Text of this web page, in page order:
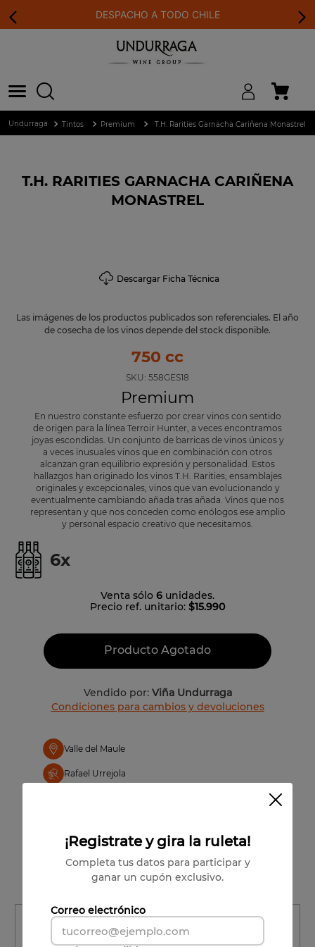
DESPACHO A TODO CHILE
Tintos Premium T.H. Rarities Garnacha Cariñena Monastrel
Descargar Ficha Técnica
Las imágenes de los productos publicados son referenciales. El año
de cosecha de los vinos depende del stock disponible.
T.H. RARITIES GARNACHA CARIÑENA
MONASTREL
750 cc
SKU: 558GES18
Premium
En nuestro constante esfuerzo por crear vinos con sentido
de origen para la línea Terroir Hunter, a veces encontramos
joyas escondidas. Un conjunto de barricas de vinos únicos y
a veces inusuales vinos que en combinación con otros
alcanzan gran equilibrio expresión y personalidad. Estos
hallazgos han originado los vinos T.H. Rarities; ensamblajes
originales y excepcionales, vinos que van evolucionando y
eventualmente cambiando añada tras añada. Vinos que nos
representan y que nos conceden como enólogos ese amplio
y personal espacio creativo que necesitamos.
6x
Venta sólo 6 unidades.
Precio ref. unitario: $15.990
Producto Agotado
Vendido por: Viña Undurraga
Condiciones para cambios y devoluciones
Valle del Maule
Rafael Urrejola
Región
Región
¡Registrate y gira la ruleta!
Completa tus datos para participar y
ganar un cupón exclusivo.
Correo electrónico